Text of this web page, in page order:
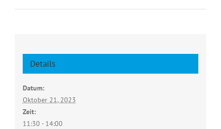
Details
Datum:
Oktober 21, 2023
Zeit:
11:30 - 14:00